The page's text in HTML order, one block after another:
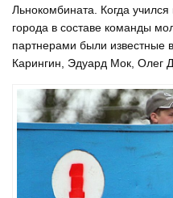
Льнокомбината. Когда
города в составе команды
партнерами были известные
Карингин, Эдуард Мок, Олег